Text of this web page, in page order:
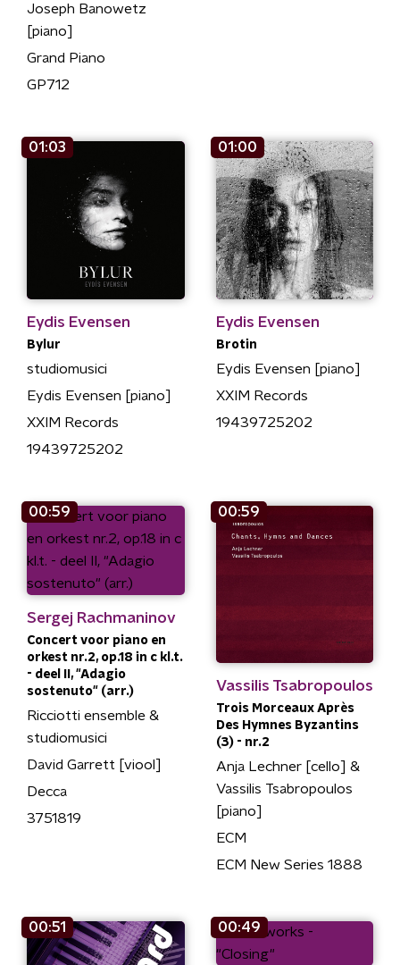
Joseph Banowetz
[piano]
Grand Piano
GP712
01:03
Eydis Evensen
Bylur
studiomusici
Eydis Evensen [piano]
XXIM Records
19439725202
01:00
Eydis Evensen
Brotin
Eydis Evensen [piano]
XXIM Records
19439725202
00:59
Sergej Rachmaninov
Concert voor piano en
orkest nr.2, op.18 in c kl.t.
- deel II, "Adagio
sostenuto" (arr.)
Ricciotti ensemble &
studiomusici
David Garrett [viool]
Decca
3751819
00:59
Vassilis Tsabropoulos
Trois Morceaux Après
Des Hymnes Byzantins
(3) - nr.2
Anja Lechner [cello] &
Vassilis Tsabropoulos
[piano]
ECM
ECM New Series 1888
00:51 00:49